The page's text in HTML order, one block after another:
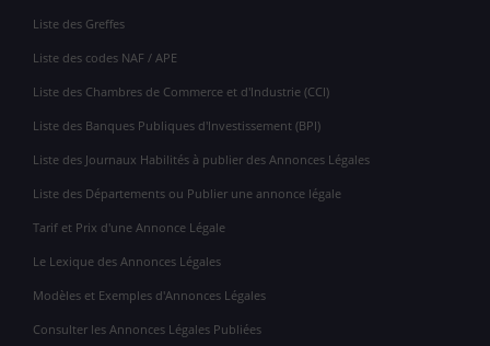
Liste des Greffes
Liste des codes NAF / APE
Liste des Chambres de Commerce et d'Industrie (CCI)
Liste des Banques Publiques d'Investissement (BPI)
Liste des Journaux Habilités à publier des Annonces Légales
Liste des Départements ou Publier une annonce légale
Tarif et Prix d'une Annonce Légale
Le Lexique des Annonces Légales
Modèles et Exemples d'Annonces Légales
Consulter les Annonces Légales Publiées